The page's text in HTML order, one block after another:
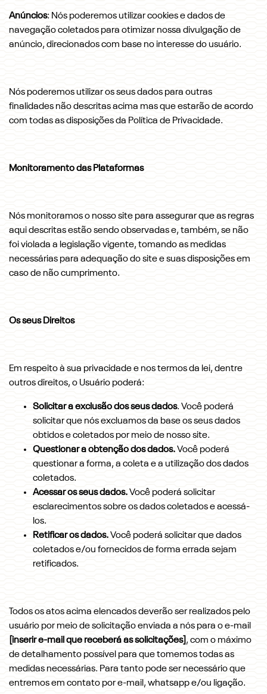
Anúncios: Nós poderemos utilizar cookies e dados de
navegação coletados para otimizar nossa divulgação de
anúncio, direcionados com base no interesse do usuário.
Nós poderemos utilizar os seus dados para outras
finalidades não descritas acima mas que estarão de acordo
com todas as disposições da Política de Privacidade.
Monitoramento das Plataformas
Nós monitoramos o nosso site para assegurar que as regras
aqui descritas estão sendo observadas e, também, se não
foi violada a legislação vigente, tomando as medidas
necessárias para adequação do site e suas disposições em
caso de não cumprimento.
Os seus Direitos
Em respeito à sua privacidade e nos termos da lei, dentre
outros direitos, o Usuário poderá:
Solicitar a exclusão dos seus dados. Você poderá
solicitar que nós excluamos da base os seus dados
obtidos e coletados por meio de nosso site.
Questionar a obtenção dos dados.Você poderá
questionar a forma, a coleta e a utilização dos dados
coletados.
Acessar os seus dados.Você poderá solicitar
esclarecimentos sobre os dados coletados e acessá-
los.
Retificar os dados.Você poderá solicitar que dados
coletados e/ou fornecidos de forma errada sejam
retificados.
Todos os atos acima elencados deverão ser realizados pelo
usuário por meio de solicitação enviada a nós para o e-mail
[inserir e-mail que receberá as solicitações] , com o máximo
de detalhamento possível para que tomemos todas as
medidas necessárias. Para tanto pode ser necessário que
entremos em contato por e-mail, whatsapp e/ou ligação.